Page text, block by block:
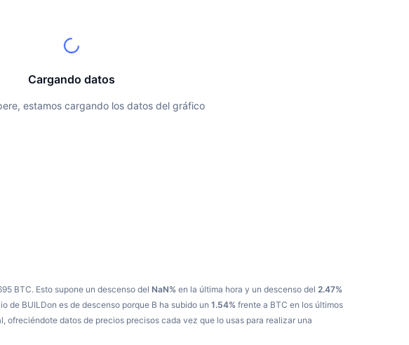
Cargando datos
estamos cargando los datos del gráfico
BTC. Esto supone un descenso del NaN% en la última hora y un descenso del 2.47%
de BUILDon es de descenso porque B ha subido un 1.54% frente a BTC en los últimos
ofreciéndote datos de precios precisos cada vez que lo usas para realizar una